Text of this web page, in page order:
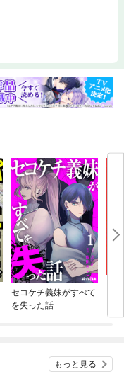
セコケチ義妹がすべて
を失った話
もっと見る